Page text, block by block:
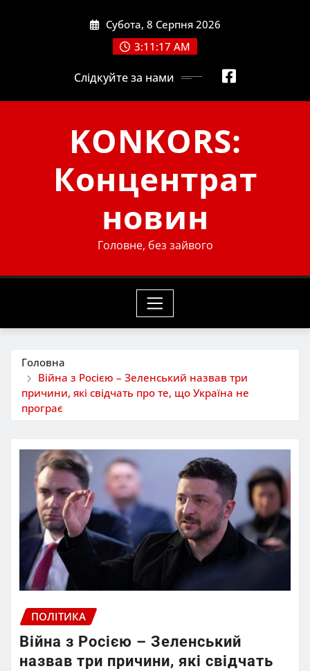
Субота, 8 Серпня 2026
3:11:17 AM
Слідкуйте за нами
KONKORS:
Концентрат
новин
Головне, без зайвого
Головна
Війна з Росією – Зеленський назвав три
причини, які свідчать про те, що Україна не
програє
ПОЛІТИКА
Війна з Росією – Зеленський
назвав три причини, які свідчать